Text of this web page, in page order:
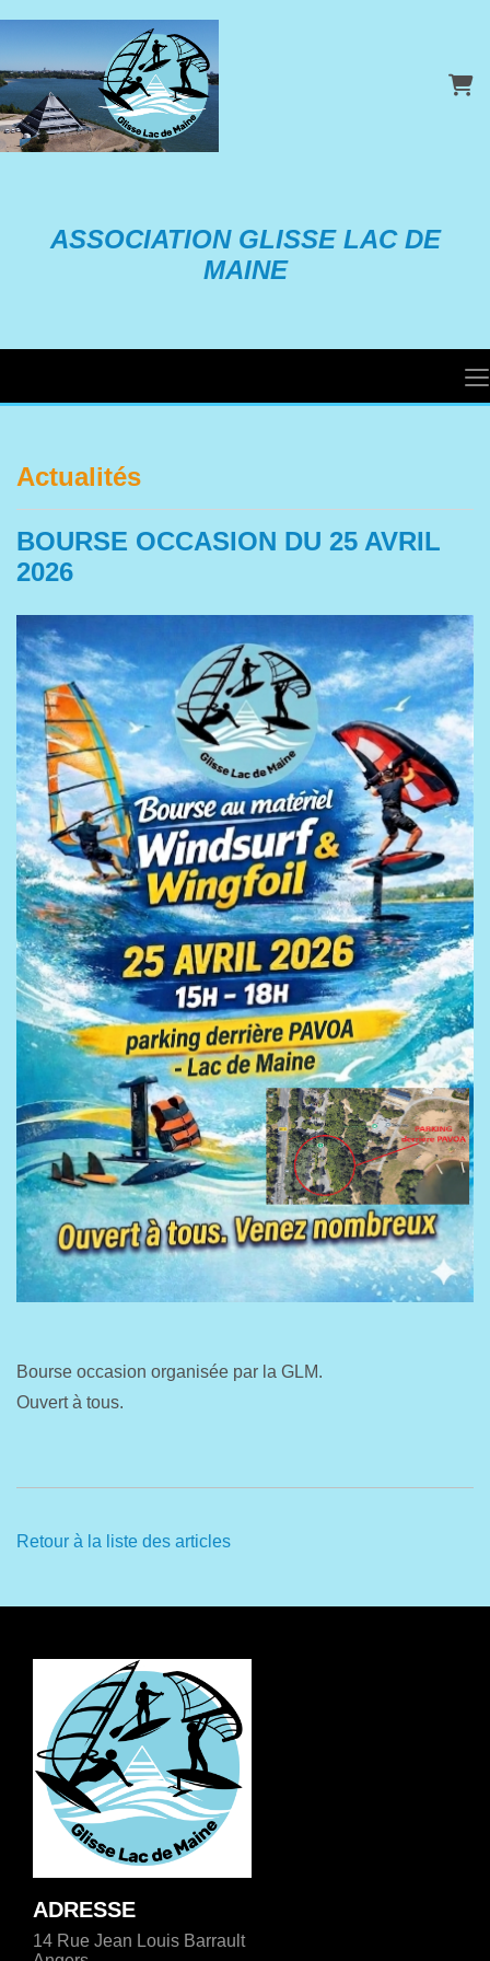
ASSOCIATION GLISSE LAC DE
MAINE
Actualités
BOURSE OCCASION DU 25 AVRIL
2026
Bourse occasion organisée par la GLM.
Ouvert à tous.
Retour à la liste des articles
ADRESSE
14 Rue Jean Louis Barrault